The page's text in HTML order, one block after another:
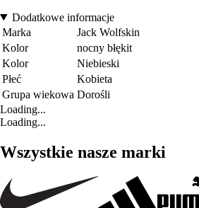
Dodatkowe informacje
Marka
Jack Wolfskin
Kolor
nocny błękit
Kolor
Niebieski
Płeć
Kobieta
Grupa wiekowa Dorośli
Loading...
Loading...
Wszystkie nasze marki